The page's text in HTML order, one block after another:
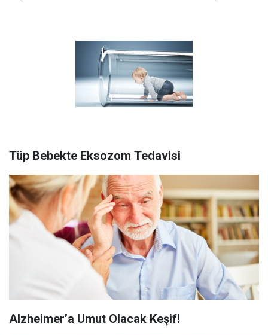
Tüp Bebekte Eksozom Tedavisi
Alzheimer’a Umut Olacak Keşif!